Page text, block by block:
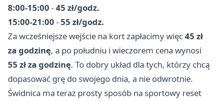
8:00-15:00 -45 zł/godz.
15:00-21:00 -55 zł/godz.
Za wcześniejsze wejście na kort zapłacimy więc45 zł
za godzinę, a po południu i wieczorem cena wynosi
55 zł za godzinę. To dobry układ dla tych, którzy chcą
dopasować grę do swojego dnia, a nie odwrotnie.
Świdnica ma teraz prosty sposób na sportowy reset